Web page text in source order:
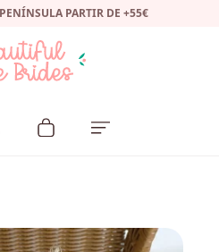
PARTIR DE +55€